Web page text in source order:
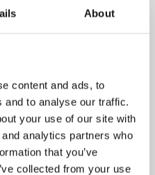
About
content and ads, to
and to analyse our traffic.
your use of our site with
analytics partners who
that you’ve
collected from your use
med bokus.com.
för allt världen har
natur, pulserande
fjällvandring och